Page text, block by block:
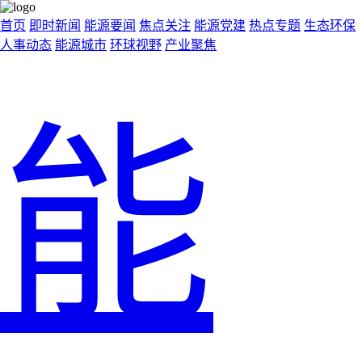
首页 即时新闻 能源要闻 焦点关注 能源党建 热点专题 生态环保
人事动态 能源城市 环球视野 产业聚焦
能